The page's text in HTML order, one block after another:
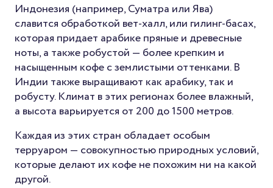
Индонезия (например, Суматра или Ява)
славится обработкой вет-халл, или гилинг-басах,
которая придает арабике пряные и древесные
ноты, а также робустой — более крепким и
насыщенным кофе с землистыми оттенками. В
Индии также выращивают как арабику, так и
робусту. Климат в этих регионах более влажный,
а высота варьируется от 200 до 1500 метров.
Каждая из этих стран обладает особым
терруаром — совокупностью природных условий,
которые делают их кофе не похожим ни на какой
другой.